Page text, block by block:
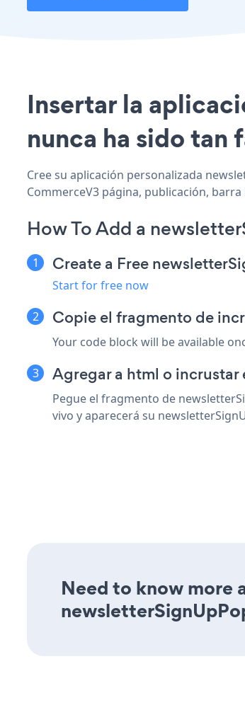
Insertar la
nunca ha sido tan
Cree su aplicación personalizada
CommerceV3 página, publicación,
How To Add a
Create a Free
Start for free now
Copie el fragmento de
Your code block will be available
Agregar a html o
Pegue el fragmento de
vivo y aparecerá su
Need to know more